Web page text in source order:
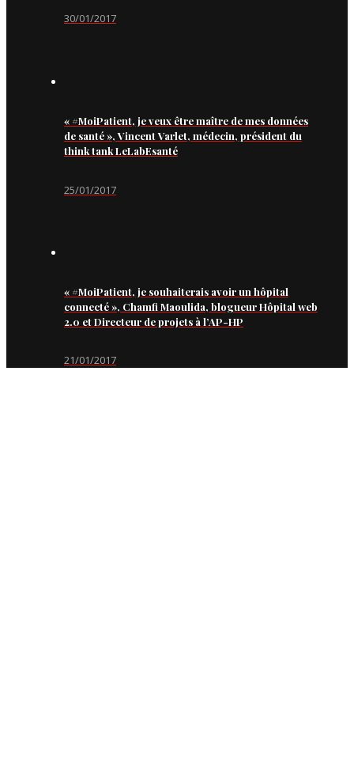
30/01/2017
« #MoiPatient, je veux être maître de mes données
de santé », Vincent Varlet, médecin, président du
think tank LeLabEsanté
25/01/2017
« #MoiPatient, je souhaiterais avoir un hôpital
connecté », Chamfi Maoulida, blogueur Hôpital web
2.0 et Directeur de projets à l’AP-HP
21/01/2017